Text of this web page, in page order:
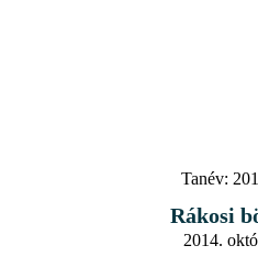
Tanév:
Rákosi
2014.